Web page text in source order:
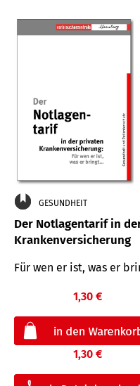
GESUNDHEIT
Der Notlagentarif in
Krankenversicherung
Für wen er ist, was er
1,30 €
1,30 €